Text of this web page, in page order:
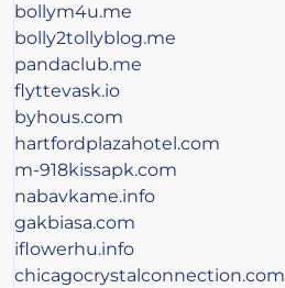
bollym4u.me
bolly2tollyblog.me
pandaclub.me
flyttevask.io
byhous.com
hartfordplazahotel.com
m-918kissapk.com
nabavkame.info
gakbiasa.com
iflowerhu.info
chicagocrystalconnection.com